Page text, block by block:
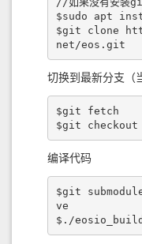
$sudo apt
$git clone
net/eos.git
切换到最新分支（
$git fetch
$git checkout
编译代码
$git
ve
$./